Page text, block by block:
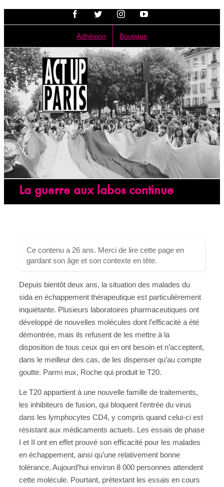
Passer
FacebookTwitterInstagramYouTube
Adhésion Boutique
La guerre aux labos continue
Ce contenu a 26 ans. Merci de lire cette page en
gardant son âge et son contexte en tête.
Depuis bientôt deux ans, la situation des malades du
sida en échappement thérapeutique est particulièrement
inquiétante. Plusieurs laboratoires pharmaceutiques ont
développé de nouvelles molécules dont l’efficacité a été
démontrée, mais ils refusent de les mettre à la
disposition de tous ceux qui en ont besoin et n’acceptent,
dans le meilleur des cas, de les dispenser qu’au compte
goutte. Parmi eux, Roche qui produit le T20.
Le T20 appartient à une nouvelle famille de traitements,
les inhibiteurs de fusion, qui bloquent l’entrée du virus
dans les lymphocytes CD4, y compris quand celui-ci est
résistant aux médicaments actuels. Les essais de phase
I et II ont en effet prouvé son efficacité pour les malades
en échappement, ainsi qu’une relativement bonne
tolérance. Aujourd’hui environ 8 000 personnes attendent
cette molécule. Pourtant, prétextant les essais en cours